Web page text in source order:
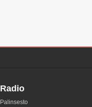
Radio
Palinsesto